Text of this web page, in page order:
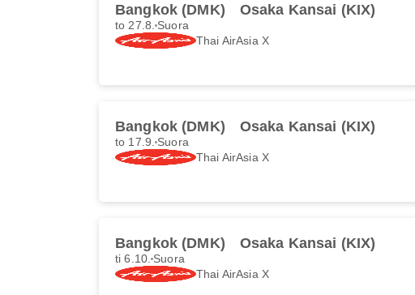
Bangkok (DMK) Osaka Kansai (KIX)
to 27.8. Suora
Thai AirAsia X
Bangkok (DMK) Osaka Kansai (KIX)
to 17.9. Suora
Thai AirAsia X
Bangkok (DMK) Osaka Kansai (KIX)
ti 6.10. Suora
Thai AirAsia X